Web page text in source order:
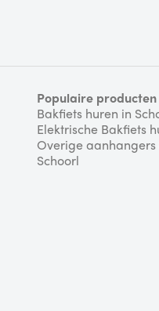
Populaire producten
Bakfiets huren in
Elektrische Bakfiets
Overige
Schoorl